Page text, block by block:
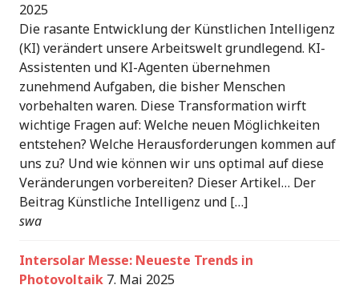
2025
Die rasante Entwicklung der Künstlichen Intelligenz
(KI) verändert unsere Arbeitswelt grundlegend. KI-
Assistenten und KI-Agenten übernehmen
zunehmend Aufgaben, die bisher Menschen
vorbehalten waren. Diese Transformation wirft
wichtige Fragen auf: Welche neuen Möglichkeiten
entstehen? Welche Herausforderungen kommen auf
uns zu? Und wie können wir uns optimal auf diese
Veränderungen vorbereiten? Dieser Artikel… Der
Beitrag Künstliche Intelligenz und […]
swa
Intersolar Messe: Neueste Trends in
Photovoltaik 7. Mai 2025